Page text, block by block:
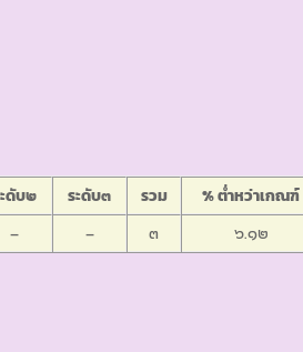
ดับ๒ ระดับ๓ รวม % ต่ำหว่าเกณฑ์
– – ๓ ๖.๑๒